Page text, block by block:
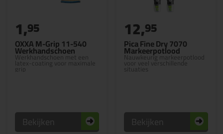
OXXA M-Grip 11-540
Werkhandschoen
Werkhandschoen met een
latex-coating voor maximale
grip
1,95
Bekijken
Pica Fine Dry 7070
Markeerpotlood
Nauwkeurig markeerpotlood
voor veel verschillende
situaties
12,95
Bekijken